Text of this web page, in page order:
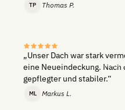
TP Thomas P.
„Unser Dach war stark
eine Neueindeckung.
gepflegter und stabiler.“
ML Markus L.
Alle